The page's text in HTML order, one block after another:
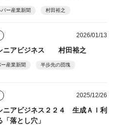
バー産業新聞 村田裕之
2026/01/13
ニアビジネス 村田裕之
ー産業新聞 半歩先の団塊
2025/12/26
ニアビジネス２２４ 生成ＡＩ利
落とし穴」